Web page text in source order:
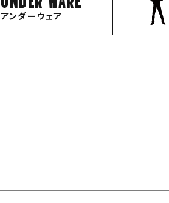
アンダーウェア